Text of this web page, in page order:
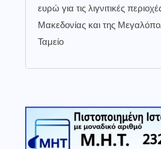
ευρώ για τις λιγνιτικές
Μακεδονίας και της
Ταμείο